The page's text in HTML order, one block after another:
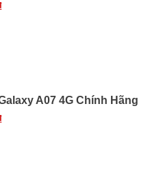
A07 4G Chính Hãng